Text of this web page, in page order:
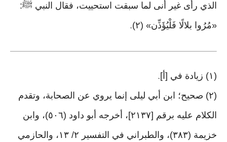
الذي رأى غير أنى لما سبقت استحييت، فقال النبي ﷺ:
«مُرُوا بلالًا فَلْيُؤَذِّن» (٢)
.
(١) زيادة في [أ] .
(٢) صحيح؛ ابن أبي ليلى إنما يروي عن الصحابة، وتقدم
الكلام عليه برقم [٢١٣٧]، أخرجه أبو داود (٥٠٦)، وابن
خزيمة (٣٨٣)، والطبراني في التفسير ٢/ ١٣، والحازمي